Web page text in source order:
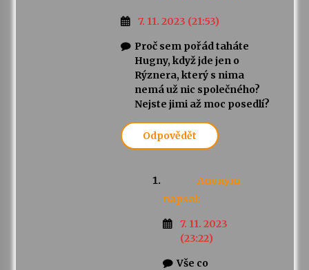
7. 11. 2023 (21:53)
Proč sem pořád taháte
Hugny, když jde jen o
Rýznera, který s nima
nemá už nic společného?
Nejste jimi až moc posedlí?
Odpovědět
Anonym
napsal:
7. 11. 2023
(23:22)
Vše co